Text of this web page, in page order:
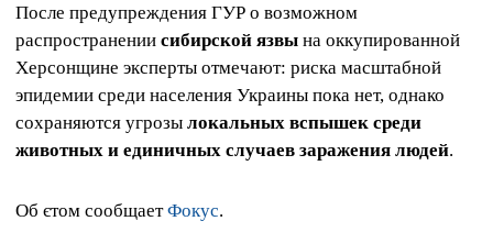
После предупреждения ГУР о возможном
распространении сибирской язвы на оккупированной
Херсонщине эксперты отмечают: риска масштабной
эпидемии среди населения Украины пока нет, однако
сохраняются угрозы локальных вспышек среди
животных и единичных случаев заражения людей.
Об єтом сообщаетФокус.